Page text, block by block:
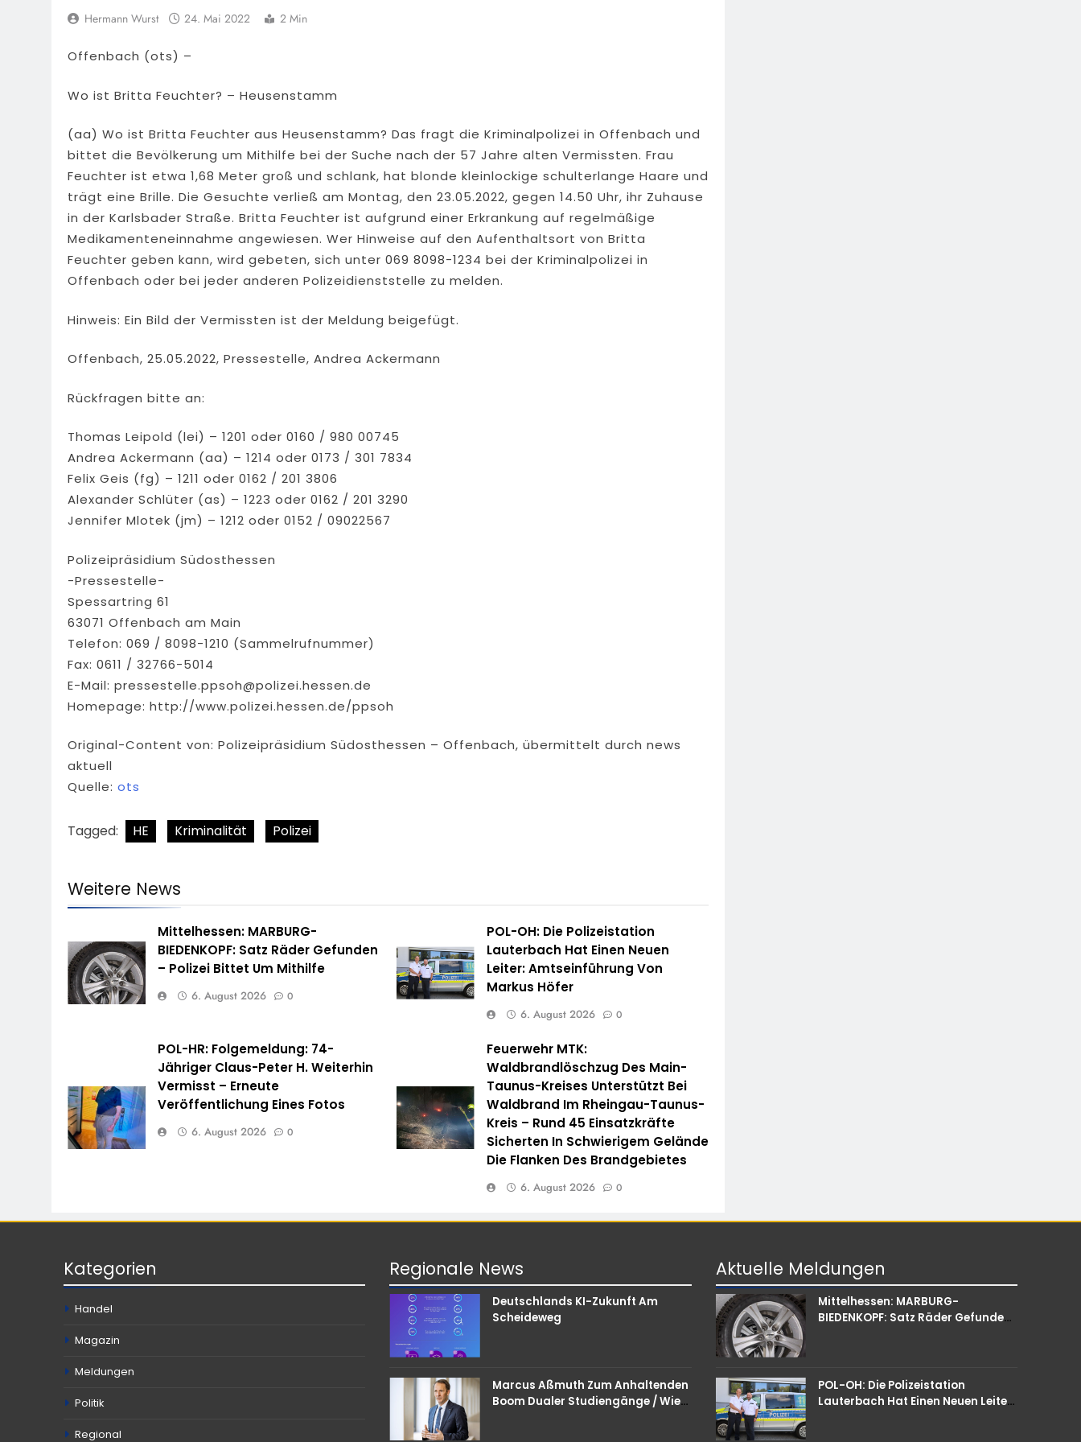
Hermann Wurst 24. Mai 2022 2 Min
Offenbach (ots) –
Wo ist Britta Feuchter? – Heusenstamm
(aa) Wo ist Britta Feuchter aus Heusenstamm? Das fragt die Kriminalpolizei in Offenbach und
bittet die Bevölkerung um Mithilfe bei der Suche nach der 57 Jahre alten Vermissten. Frau
Feuchter ist etwa 1,68 Meter groß und schlank, hat blonde kleinlockige schulterlange Haare und
trägt eine Brille. Die Gesuchte verließ am Montag, den 23.05.2022, gegen 14.50 Uhr, ihr Zuhause
in der Karlsbader Straße. Britta Feuchter ist aufgrund einer Erkrankung auf regelmäßige
Medikamenteneinnahme angewiesen. Wer Hinweise auf den Aufenthaltsort von Britta
Feuchter geben kann, wird gebeten, sich unter 069 8098-1234 bei der Kriminalpolizei in
Offenbach oder bei jeder anderen Polizeidienststelle zu melden.
Hinweis: Ein Bild der Vermissten ist der Meldung beigefügt.
Offenbach, 25.05.2022, Pressestelle, Andrea Ackermann
Rückfragen bitte an:
Thomas Leipold (lei) – 1201 oder 0160 / 980 00745
Andrea Ackermann (aa) – 1214 oder 0173 / 301 7834
Felix Geis (fg) – 1211 oder 0162 / 201 3806
Alexander Schlüter (as) – 1223 oder 0162 / 201 3290
Jennifer Mlotek (jm) – 1212 oder 0152 / 09022567
Polizeipräsidium Südosthessen
-Pressestelle-
Spessartring 61
63071 Offenbach am Main
Telefon: 069 / 8098-1210 (Sammelrufnummer)
Fax: 0611 / 32766-5014
E-Mail: pressestelle.ppsoh@polizei.hessen.de
Homepage: http://www.polizei.hessen.de/ppsoh
Original-Content von: Polizeipräsidium Südosthessen – Offenbach, übermittelt durch news
aktuell
Quelle: ots
Tagged: HE Kriminalität Polizei
Weitere News
Mittelhessen: MARBURG-
BIEDENKOPF: Satz Räder Gefunden
– Polizei Bittet Um Mithilfe
6. August 2026 0
POL-OH: Die Polizeistation
Lauterbach Hat Einen Neuen
Leiter: Amtseinführung Von
Markus Höfer
6. August 2026 0
POL-HR: Folgemeldung: 74-
Jähriger Claus-Peter H. Weiterhin
Vermisst – Erneute
Veröffentlichung Eines Fotos
6. August 2026 0
Feuerwehr MTK:
Waldbrandlöschzug Des Main-
Taunus-Kreises Unterstützt Bei
Waldbrand Im Rheingau-Taunus-
Kreis – Rund 45 Einsatzkräfte
Sicherten In Schwierigem Gelände
Die Flanken Des Brandgebietes
6. August 2026 0
Kategorien
Handel
Magazin
Meldungen
Politik
Regional
Regionale News
Deutschlands KI-Zukunft Am
Scheideweg
Marcus Aßmuth Zum Anhaltenden
Boom Dualer Studiengänge / Wie
Aktuelle Meldungen
Mittelhessen: MARBURG-
BIEDENKOPF: Satz Räder Gefunden
POL-OH: Die Polizeistation
Lauterbach Hat Einen Neuen Leiter: